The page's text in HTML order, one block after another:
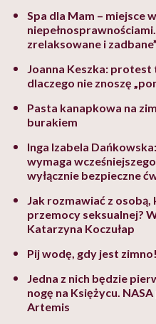
Spa dla Mam – miejsce
zrelaksowane i zadbane”
Joanna Keszka:
dlaczego nie znoszę
Pasta kanapkowa na
burakiem
Inga Izabela
wymaga
wyłącznie bezpieczne
Jak rozmawiać z
przemocy seksualnej?
Katarzyna Koczułap
Pij wodę, gdy jest zimno!
Jedna z nich będzie
nogę na Księżycu. NASA
Artemis